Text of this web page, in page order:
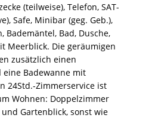
(teilweise), Telefon, SAT-
Safe, Minibar (geg. Geb.),
Bademäntel, Bad, Dusche,
Meerblick. Die geräumigen
zusätzlich einen
Badewanne mit
24Std.-Zimmerservice ist
Wohnen: Doppelzimmer
Gartenblick, sonst wie